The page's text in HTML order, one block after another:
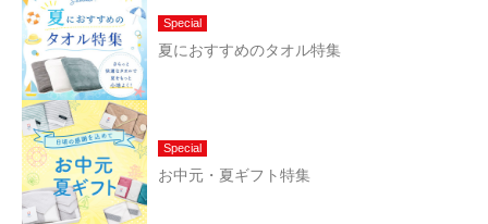
Special
夏におすすめのタオル特集
Special
お中元・夏ギフト特集